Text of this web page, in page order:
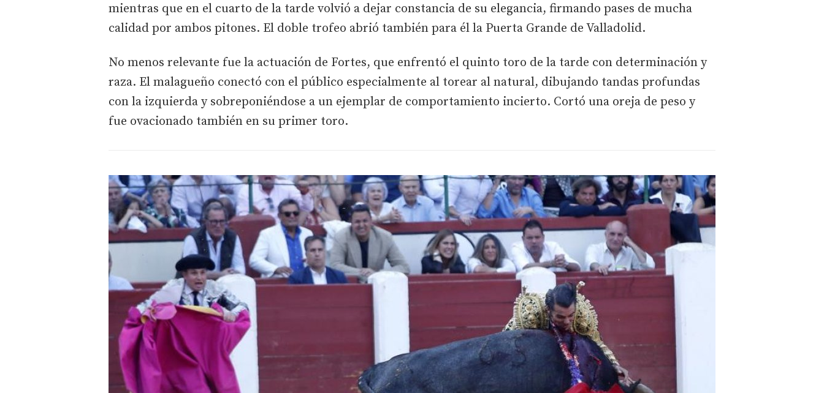
mientras que en el cuarto de la tarde volvió a dejar constancia de su elegancia, firmando pases de mucha
calidad por ambos pitones. El doble trofeo abrió también para él la Puerta Grande de Valladolid.
No menos relevante fue la actuación de Fortes, que enfrentó el quinto toro de la tarde con determinación y
raza. El malagueño conectó con el público especialmente al torear al natural, dibujando tandas profundas
con la izquierda y sobreponiéndose a un ejemplar de comportamiento incierto. Cortó una oreja de peso y
fue ovacionado también en su primer toro.